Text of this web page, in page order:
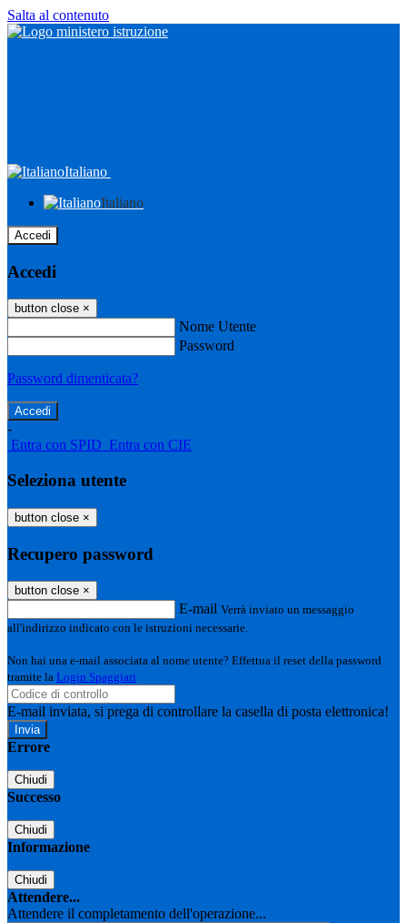
Salta al contenuto
Italiano
Italiano
Accedi
Accedi
button close ×
Nome Utente
Password
Password dimenticata?
-
Entra con SPID Entra con CIE
Seleziona utente
button close ×
Recupero password
button close ×
E-mail Verrà inviato un messaggio
all'indirizzo indicato con le istruzioni necessarie.
Non hai una e-mail associata al nome utente? Effettua il reset della password
tramite la Login Spaggiari
E-mail inviata, si prega di controllare la casella di posta elettronica!
Errore
Chiudi
Successo
Chiudi
Informazione
Chiudi
Attendere...
Attendere il completamento dell'operazione...